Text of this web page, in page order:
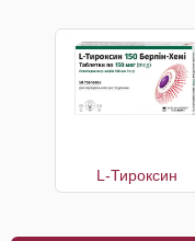
L-Тироксин